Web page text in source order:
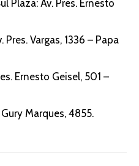
Plaza: Av. Pres. Ernesto
Vargas, 1336 – Papa
Ernesto Geisel, 501 –
Marques, 4855.